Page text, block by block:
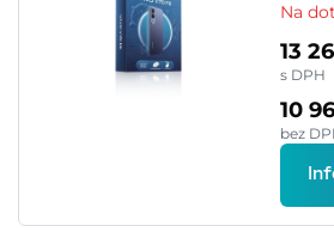
Na
13
s DPH
10
bez